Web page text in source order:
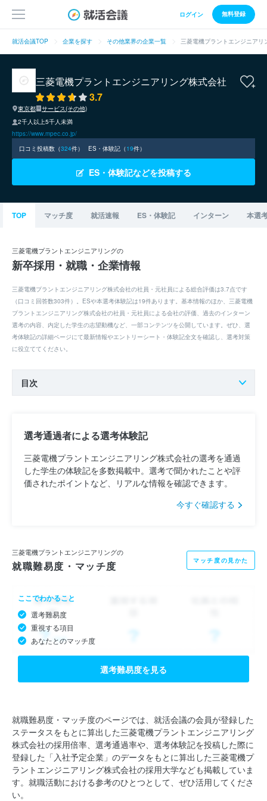
ログイン 無料登録
就活会議TOP 企業を探す その他業界の企業一覧 三菱電機プラントエンジニア
三菱電機プラントエンジニアリング株式会社
3.7
東京都
サービス(その他)
2千人以上5千人未満
https://www.mpec.co.jp/
口コミ投稿数（324件） ES・体験記（19件）
ES・体験記などを投稿する
TOP マッチ度 就活速報 ES・体験記 インターン 本選
三菱電機プラントエンジニアリングの
新卒採用・就職・企業情報
三菱電機プラントエンジニアリング株式会社の社員・元社員による総合評価は3.7点です
（口コミ回答数303件）。ESや本選考体験記は19件あります。基本情報のほか、三菱電機
プラントエンジニアリング株式会社の社員・元社員による会社の評価、過去のインターン
選考の内容、内定した学生の志望動機など、一部コンテンツを公開しています。ぜひ、選
考体験記の詳細ページにて最新情報やエントリーシート・体験記全文を確認し、選考対策
に役立ててください。
目次
選考通過者による選考体験記
三菱電機プラントエンジニアリング株式会社の選考を通過
した学生の体験記を多数掲載中。選考で聞かれたことや評
価されたポイントなど、リアルな情報を確認できます。
今すぐ確認する
三菱電機プラントエンジニアリングの
就職難易度・マッチ度 マッチ度の見かた
ここでわかること
選考難易度
重視する項目
あなたとのマッチ度
選考難易度を見る
就職難易度・マッチ度のページでは、就活会議の会員が登録した
ステータスをもとに算出した三菱電機プラントエンジニアリング
株式会社の採用倍率、選考通過率や、選考体験記を投稿した際に
登録した「入社予定企業」のデータをもとに算出した三菱電機プ
ラントエンジニアリング株式会社の採用大学なども掲載していま
す。就職活動における参考のひとつとして、ぜひ活用してくださ
い。